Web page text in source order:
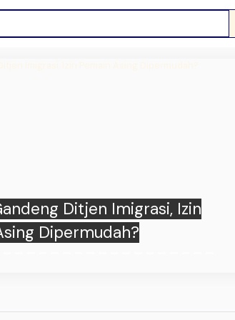
dengan Mengonsumsi 5
Sehat Ini